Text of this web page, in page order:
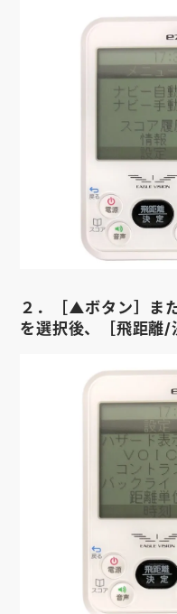
公式オンラインショップ
２．［▲ボタン］ま
を選択後、［飛距離/